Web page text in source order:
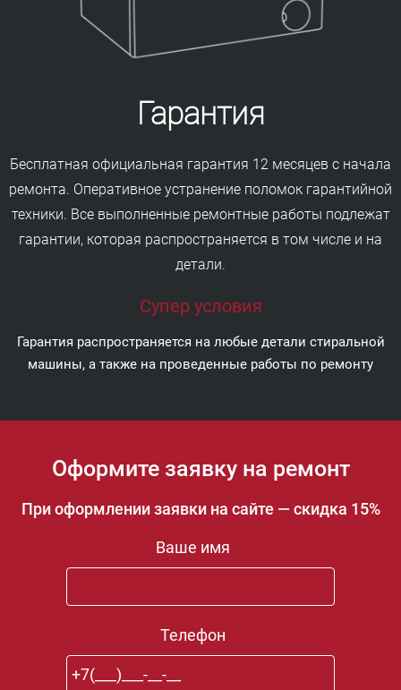
Гарантия
Бесплатная официальная гарантия 12 месяцев с начала
ремонта. Оперативное устранение поломок гарантийной
техники. Все выполненные ремонтные работы подлежат
гарантии, которая распространяется в том числе и на
детали.
Супер условия
Гарантия распространяется на любые детали стиральной
машины, а также на проведенные работы по ремонту
Оформите заявку на ремонт
При оформлении заявки на сайте — скидка 15%
Ваше имя
Телефон